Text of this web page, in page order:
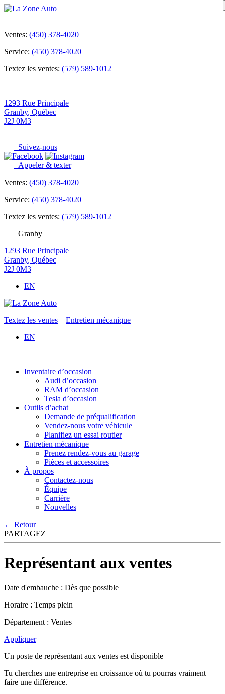
Ventes: (450) 378-4020
Service: (450) 378-4020
Textez les ventes: (579) 589-1012
1293 Rue Principale
Granby, Québec
J2J 0M3
Suivez-nous
Appeler & texter
Ventes: (450) 378-4020
Service: (450) 378-4020
Textez les ventes: (579) 589-1012
Granby
1293 Rue Principale
Granby, Québec
J2J 0M3
EN
Textez les ventes
Entretien mécanique
EN
Inventaire d’occasion
Audi d’occasion
RAM d’occasion
Tesla d’occasion
Outils d’achat
Demande de préqualification
Vendez-nous votre véhicule
Planifiez un essai routier
Entretien mécanique
Prenez rendez-vous au garage
Pièces et accessoires
À propos
Contactez-nous
Équipe
Carrière
Nouvelles
← Retour
PARTAGEZ
Représentant aux ventes
Date d'embauche : Dès que possible
Horaire : Temps plein
Département : Ventes
Appliquer
Un poste de représentant aux ventes est disponible
Tu cherches une entreprise en croissance où tu pourras vraiment
faire une différence.